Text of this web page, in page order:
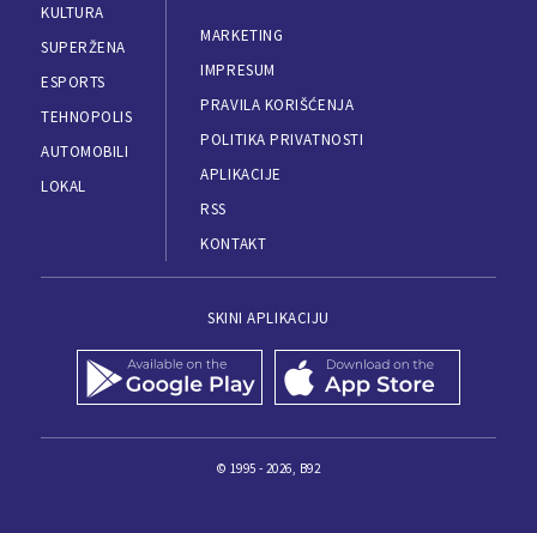
KULTURA
SUPERŽENA
ESPORTS
TEHNOPOLIS
AUTOMOBILI
LOKAL
MARKETING
IMPRESUM
PRAVILA KORIŠĆENJA
POLITIKA PRIVATNOSTI
APLIKACIJE
RSS
KONTAKT
SKINI APLIKACIJU
© 1995 - 2026, B92